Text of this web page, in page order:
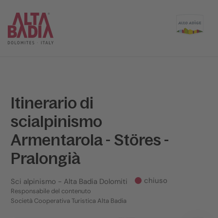
Itinerario di
scialpinismo
Armentarola - Störes -
Pralongià
Sci alpinismo - Alta Badia Dolomiti chiuso
Responsabile del contenuto
Società Cooperativa Turistica Alta Badia